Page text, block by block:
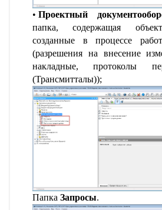
Проектный
папка, содержащая
созданные в процессе
(разрешения на внесение
накладные, протоколы
(Трансмитталы));
Папка Запросы.